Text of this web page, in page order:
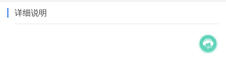
详细说明